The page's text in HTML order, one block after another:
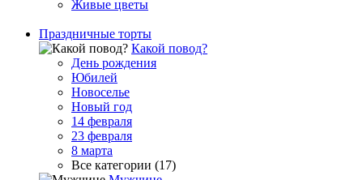
Живые цветы
Праздничные торты
Какой повод?
День рождения
Юбилей
Новоселье
Новый год
14 февраля
23 февраля
8 марта
Все категории (17)